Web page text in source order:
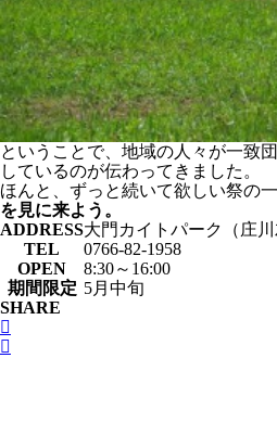
ということで、地域の人々が一致
しているのが伝わってきました。
ほんと、ずっと続いて欲しい祭の一
を見に来よう。
ADDRESS大門カイトパーク（庄川
TEL
0766-82-1958
OPEN
8:30～16:00
期間限定 5月中旬
SHARE